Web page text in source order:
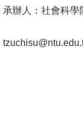
心
&
承辦人：社會科